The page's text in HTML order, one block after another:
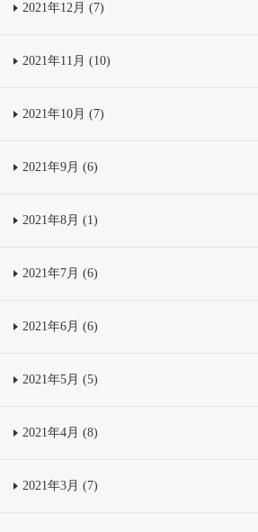
2021年12月 (7)
2021年11月 (10)
2021年10月 (7)
2021年9月 (6)
2021年8月 (1)
2021年7月 (6)
2021年6月 (6)
2021年5月 (5)
2021年4月 (8)
2021年3月 (7)